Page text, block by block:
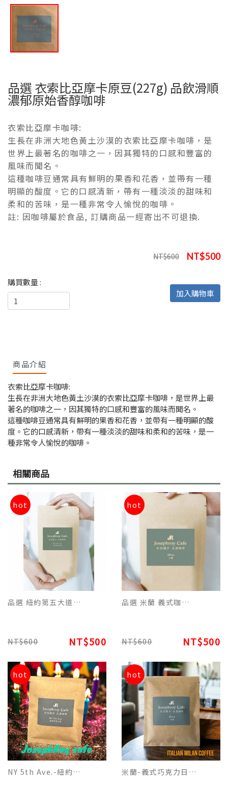
品選 衣索比亞摩卡原豆(227g) 品飲滑順
濃郁原始香醇咖啡
衣索比亞摩卡咖啡:
生長在非洲大地色黃土沙漠的衣索比亞摩卡咖啡，是
世界上最著名的咖啡之一，因其獨特的口感和豐富的
風味而聞名。
這種咖啡豆通常具有鮮明的果香和花香，並帶有一種
明顯的酸度。它的口感清新，帶有一種淡淡的甜味和
柔和的苦味，是一種非常令人愉悅的咖啡。
註: 因咖啡屬於食品, 訂購商品一經寄出不可退換.
NT$600 NT$500
購買數量 :
加入購物車
商品介紹
衣索比亞摩卡咖啡:
生長在非洲大地色黃土沙漠的衣索比亞摩卡咖啡，是世界上最
著名的咖啡之一，因其獨特的口感和豐富的風味而聞名。
這種咖啡豆通常具有鮮明的果香和花香，並帶有一種明顯的酸
度。它的口感清新，帶有一種淡淡的甜味和柔和的苦味，是一
種非常令人愉悅的咖啡。
相關商品
hot
品選 紐約第五大道美式咖啡阿拉比卡原豆(227g) 適合日常黑咖啡飲用
NT$600 NT$500
hot
品選 米蘭 義式咖啡阿拉比卡原豆(227g)適合濃縮/拿鐵/卡布奇諾飲用
NT$600 NT$500
hot
NY 5th Ave.-紐約第五大道美式榛果日常生活特調濾掛(每包12g)平裝版，每10包為一盒
hot
米蘭-義式巧克力日常生活特調濾掛(每包12g)平裝版，每10包為一盒